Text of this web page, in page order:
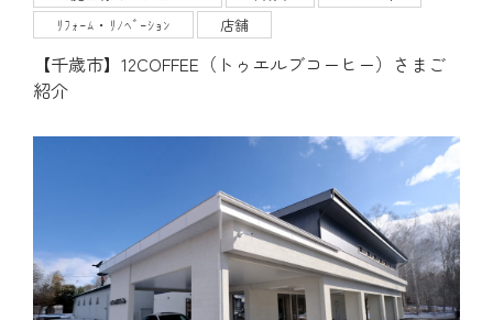
ﾘﾌｫｰﾑ・ﾘﾉﾍﾞｰｼｮﾝ
店舗
【千歳市】12COFFEE（トゥエルブコーヒー）さまご
紹介